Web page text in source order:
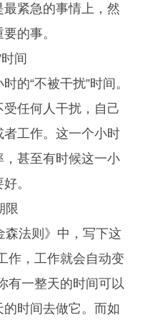
紧急的事情上，然
的事。
间
的“不被干扰”时间。
任何人干扰，自己
工作。这一个小时
甚至有时候这一小
。
限
法则》中，写下这
作，工作就会自动变
有一整天的时间可以
时间去做它。而如